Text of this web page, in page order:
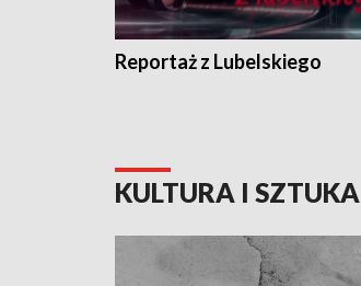
Reportaż z Lubelskiego
KULTURA I SZTUKA